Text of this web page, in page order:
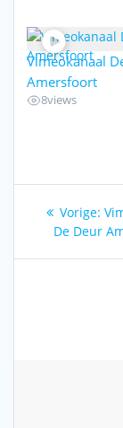
Vimeokanaal
Amersfoort
8views
Bericht
Vorige:
De Deur